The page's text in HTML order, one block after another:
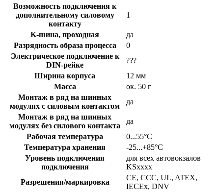
Возможность подключения к
дополнительному силовому
контакту
1
K-шина, проходная
да
Разрядность образа процесса
0
Электрическое подключение к
DIN-рейке
???
Ширина корпуса
12 мм
Масса
ок. 50 г
Монтаж в ряд на шинных
модулях с силовым контактом
да
Монтаж в ряд на шинных
модулях без силового контакта
да
Рабочая температура
0...55°С
Температура хранения
-25...+85°С
Уровень подключения
подключения
для всех автовокзалов
KSxxxx
Разрешения/маркировка
CE, CCC, UL, ATEX,
IECEx, DNV